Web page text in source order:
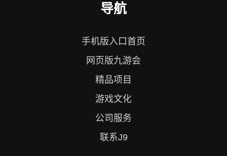
导航
手机版入口首页
网页版九游会
精品项目
游戏文化
公司服务
联系J9